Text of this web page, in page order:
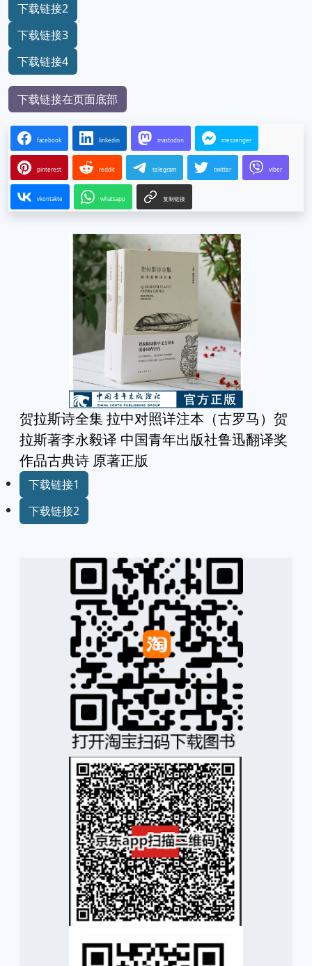
下载链接2
下载链接3
下载链接4
下载链接在页面底部
facebook linkedin mastodon messenger
pinterest reddit telegram twitter viber
vkontakte whatsapp 复制链接
贺拉斯诗全集 拉中对照详注本（古罗马）贺
拉斯著李永毅译 中国青年出版社鲁迅翻译奖
作品古典诗 原著正版
下载链接1
下载链接2